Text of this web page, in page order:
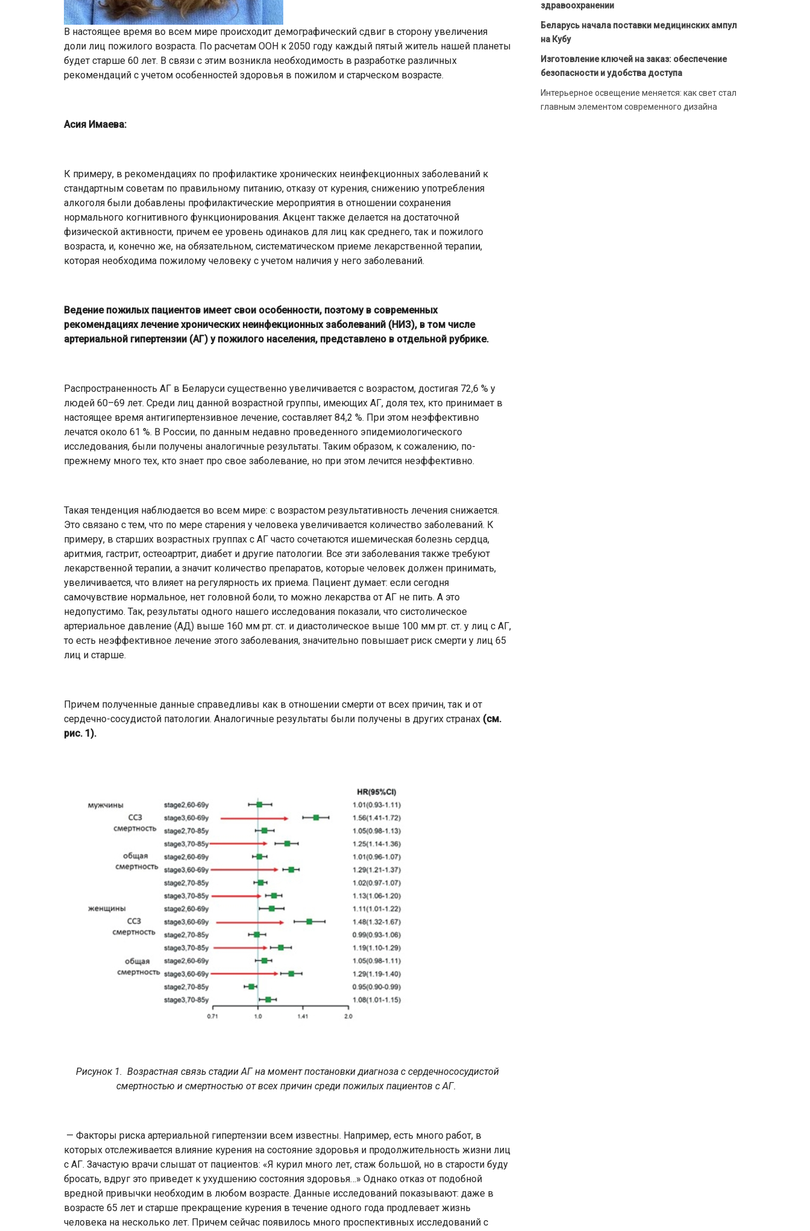
В настоящее время во всем мире происходит демографический сдвиг в сторону увеличения
доли лиц пожилого возраста. По расчетам ООН к 2050 году каждый пятый житель нашей планеты
будет старше 60 лет. В связи с этим возникла необходимость в разработке различных
рекомендаций с учетом особенностей здоровья в пожилом и старческом возрасте.
Асия Имаева:
К примеру, в рекомендациях по профилактике хронических неинфекционных заболеваний к
стандартным советам по правильному питанию, отказу от курения, снижению употребления
алкоголя были добавлены профилактические мероприятия в отношении сохранения
нормального когнитивного функционирования. Акцент также делается на достаточной
физической активности, причем ее уровень одинаков для лиц как среднего, так и пожилого
возраста, и, конечно же, на обязательном, систематическом приеме лекарственной терапии,
которая необходима пожилому человеку с учетом наличия у него заболеваний.
Ведение пожилых пациентов имеет свои особенности, поэтому в современных
рекомендациях лечение хронических неинфекционных заболеваний (НИЗ), в том числе
артериальной гипертензии (АГ) у пожилого населения, представлено в отдельной рубрике.
Распространенность АГ в Беларуси существенно увеличивается с возрастом, достигая 72,6 % у
людей 60–69 лет. Среди лиц данной возрастной группы, имеющих АГ, доля тех, кто принимает в
настоящее время антигипертензивное лечение, составляет 84,2 %. При этом неэффективно
лечатся около 61 %. В России, по данным недавно проведенного эпидемиологического
исследования, были получены аналогичные результаты. Таким образом, к сожалению, по-
прежнему много тех, кто знает про свое заболевание, но при этом лечится неэффективно.
Такая тенденция наблюдается во всем мире: с возрастом результативность лечения снижается.
Это связано с тем, что по мере старения у человека увеличивается количество заболеваний. К
примеру, в старших возрастных группах с АГ часто сочетаются ишемическая болезнь сердца,
аритмия, гастрит, остеоартрит, диабет и другие патологии. Все эти заболевания также требуют
лекарственной терапии, а значит количество препаратов, которые человек должен принимать,
увеличивается, что влияет на регулярность их приема. Пациент думает: если сегодня
самочувствие нормальное, нет головной боли, то можно лекарства от АГ не пить. А это
недопустимо. Так, результаты одного нашего исследования показали, что систолическое
артериальное давление (АД) выше 160 мм рт. ст. и диастолическое выше 100 мм рт. ст. у лиц с АГ,
то есть неэффективное лечение этого заболевания, значительно повышает риск смерти у лиц 65
лиц и старше.
Причем полученные данные справедливы как в отношении смерти от всех причин, так и от
сердечно-сосудистой патологии. Аналогичные результаты были получены в других странах (см.
рис. 1).
Рисунок 1. Возрастная связь стадии АГ на момент постановки диагноза с сердечнососудистой
смертностью и смертностью от всех причин среди пожилых пациентов с АГ.
— Факторы риска артериальной гипертензии всем известны. Например, есть много работ, в
которых отслеживается влияние курения на состояние здоровья и продолжительность жизни лиц
с АГ. Зачастую врачи слышат от пациентов: «Я курил много лет, стаж большой, но в старости буду
бросать, вдруг это приведет к ухудшению состояния здоровья…» Однако отказ от подобной
вредной привычки необходим в любом возрасте. Данные исследований показывают: даже в
возрасте 65 лет и старше прекращение курения в течение одного года продлевает жизнь
человека на несколько лет. Причем сейчас появилось много проспективных исследований с
здравоохранении
Беларусь начала поставки медицинских ампул
на Кубу
Изготовление ключей на заказ: обеспечение
безопасности и удобства доступа
Интерьерное освещение меняется: как свет стал
главным элементом современного дизайна